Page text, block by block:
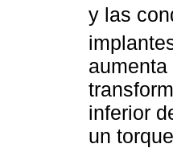
y las
inferior
un